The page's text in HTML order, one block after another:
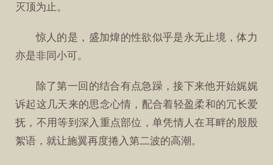
灭顶为止。
惊人的是，盛加煒的性欲似乎是永无止境，体力
亦是非同小可。
除了第一回的结合有点急躁，接下来他开始娓娓
诉起这几天来的思念心情，配合着轻盈柔和的冗长爱
抚，不用等到深入重点部位，单凭情人在耳畔的殷殷
絮语，就让施翼再度捲入第二波的高潮。